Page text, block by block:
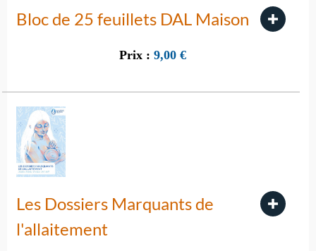
Bloc de 25 feuillets DAL Maison
Prix : 9,00 €
Les Dossiers Marquants de
l'allaitement